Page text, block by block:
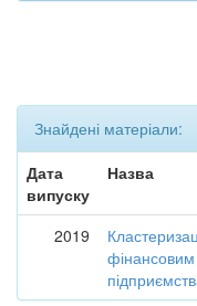
Знайдені матеріали:
Дата
випуску
Назва
2019